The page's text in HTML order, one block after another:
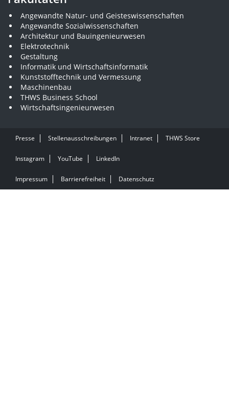
Angewandte Natur- und Geisteswissenschaften
Angewandte Sozialwissenschaften
Architektur und Bauingenieurwesen
Elektrotechnik
Gestaltung
Informatik und Wirtschaftsinformatik
Kunststofftechnik und Vermessung
Maschinenbau
THWS Business School
Wirtschaftsingenieurwesen
Presse Stellenausschreibungen Intranet THWS Store
Instagram YouTube LinkedIn
Impressum Barrierefreiheit Datenschutz